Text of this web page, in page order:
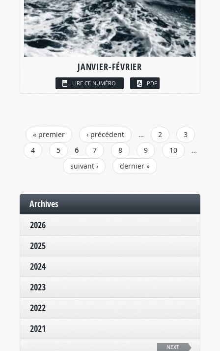
JANVIER-FÉVRIER
LIRE CE NUMÉRO PDF
PAGES
« premier ‹ précédent … 2
3
4
5 6 7 8 9 10
…
suivant ›
dernier »
Archives
2026
2025
2024
2023
2022
2021
NEXT